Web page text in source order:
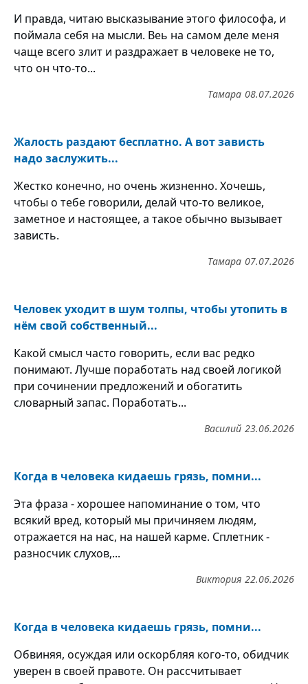
И правда, читаю высказывание этого философа, и
поймала себя на мысли. Веь на самом деле меня
чаще всего злит и раздражает в человеке не то,
что он что-то...
08.07.2026
Тамара
Жалость раздают бесплатно. А вот зависть
надо заслужить...
Жестко конечно, но очень жизненно. Хочешь,
чтобы о тебе говорили, делай что-то великое,
заметное и настоящее, а такое обычно вызывает
зависть.
07.07.2026
Тамара
Человек уходит в шум толпы, чтобы утопить в
нём свой собственный...
Какой смысл часто говорить, если вас редко
понимают. Лучше поработать над своей логикой
при сочинении предложений и обогатить
словарный запас. Поработать...
23.06.2026
Василий
Когда в человека кидаешь грязь, помни...
Эта фраза - хорошее напоминание о том, что
всякий вред, который мы причиняем людям,
отражается на нас, на нашей карме. Сплетник -
разносчик слухов,...
22.06.2026
Виктория
Когда в человека кидаешь грязь, помни...
Обвиняя, осуждая или оскорбляя кого-то, обидчик
уверен в своей правоте. Он рассчитывает